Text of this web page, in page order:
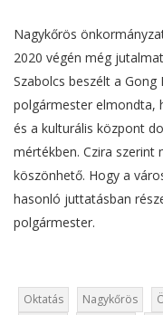
Nagykőrös
2020 végén még
Szabolcs beszélt a
polgármester elmondta,
és a kulturális központ
mértékben. Czira szerint
köszönhető. Hogy a
hasonló juttatásban
polgármester.
Oktatás Nagykőrös